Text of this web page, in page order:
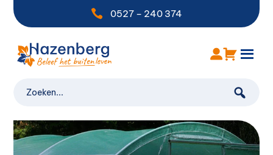
 0527 – 240 374